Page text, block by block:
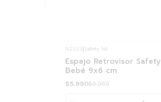
Espejo Retrovisor
Bebé 9x6 cm
$8.990